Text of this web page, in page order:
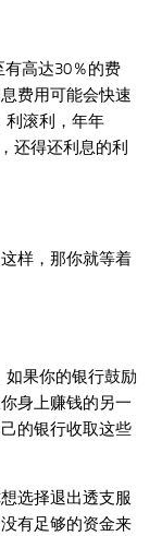
高达30％的费
费用可能会快速
利滚利，年年
还得还利息的利
样，那你就等着
如果你的银行鼓励
身上赚钱的另一
的银行收取这些
选择退出透支服
有足够的资金来